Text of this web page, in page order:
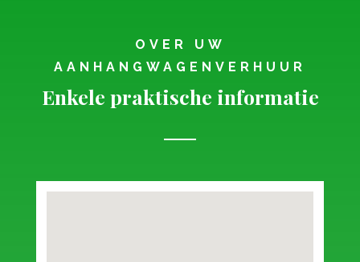
OVER UW
AANHANGWAGENVERHUUR
Enkele praktische informatie